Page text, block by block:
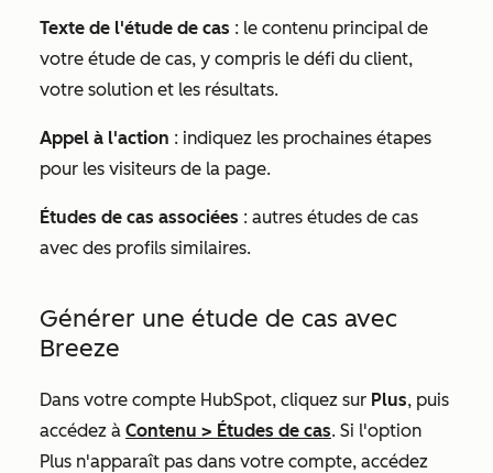
Texte de l'étude de cas : le contenu principal de
votre étude de cas, y compris le défi du client,
votre solution et les résultats.
Appel à l'action : indiquez les prochaines étapes
pour les visiteurs de la page.
Études de cas associées : autres études de cas
avec des profils similaires.
Générer une étude de cas avec
Breeze
Dans votre compte HubSpot, cliquez sur Plus, puis
accédez à Contenu > Études de cas. Si l'option
Plus n'apparaît pas dans votre compte, accédez